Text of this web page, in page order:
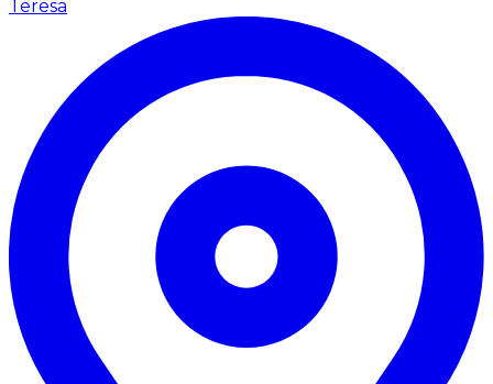
Teresa